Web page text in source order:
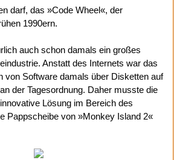
darf, das »Code Wheel«, der
1990ern.
auch schon damals ein großes
Anstatt des Internets war das
von Software damals über Disketten auf
der Tagesordnung. Daher musste die
Lösung im Bereich des
Pappscheibe von »Monkey Island 2«